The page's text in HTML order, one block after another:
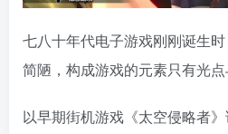
七八十年代电子游戏刚刚诞生
简陋，构成游戏的元素只有光点
以早期街机游戏《太空侵略者